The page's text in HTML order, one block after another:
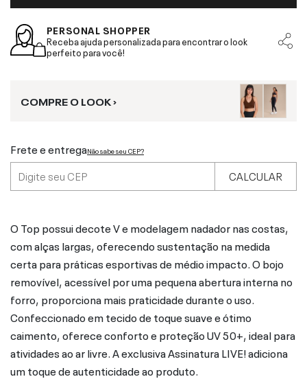
PERSONAL SHOPPER
Receba ajuda personalizada para encontrar o look
perfeito para você!
COMPRE O LOOK ›
Frete e entregaNão sabe seu CEP?
CALCULAR
O Top possui decote V e modelagem nadador nas costas,
com alças largas, oferecendo sustentação na medida
certa para práticas esportivas de médio impacto. O bojo
removível, acessível por uma pequena abertura interna no
forro, proporciona mais praticidade durante o uso.
Confeccionado em tecido de toque suave e ótimo
caimento, oferece conforto e proteção UV 50+, ideal para
atividades ao ar livre. A exclusiva Assinatura LIVE! adiciona
um toque de autenticidade ao produto.